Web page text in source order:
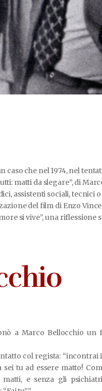
che nel 1974, nel
matti da slegare”, di
assistenti sociali, tecnici
del film di Enzo
si vive”, una riflessione
a Marco Bellocchio un
col regista: “incontrai
tu ad essere matto!
e senza gli